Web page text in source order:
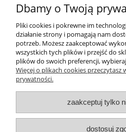
wchodzi: KOMODA3, RTV, WITRYNA,
Pomoc
Moje
O nas
Dbamy o Twoją
Pliki cookies i pokrewne im
działanie strony i pomagają nam
potrzeb. Możesz zaakceptować
wszystkich tych plików i przejść do
plików do swoich preferencji,
Więcej o plikach cookies przeczytasz
prywatności.
zaakceptuj tylko
dostosuj